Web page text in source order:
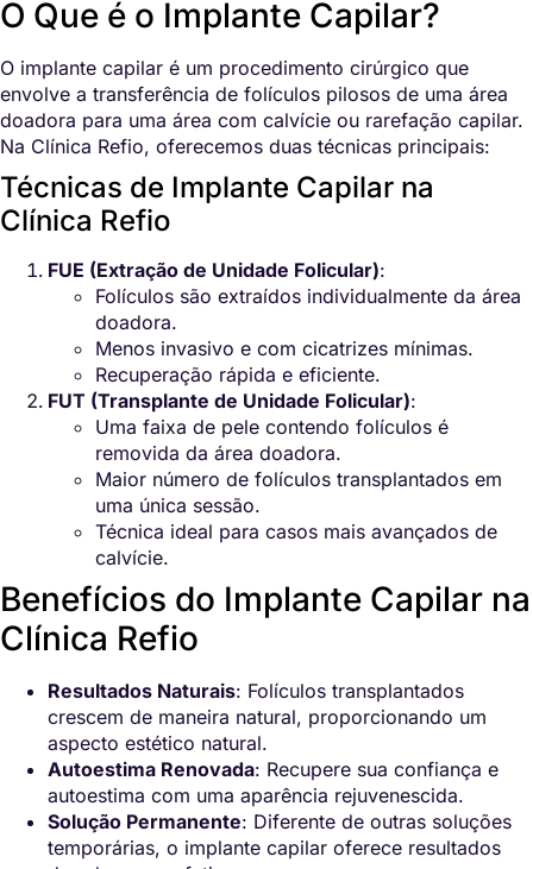
O Que é o Implante Capilar?
O implante capilar é um procedimento cirúrgico que
envolve a transferência de folículos pilosos de uma área
doadora para uma área com calvície ou rarefação capilar.
Na Clínica Refio, oferecemos duas técnicas principais:
Técnicas de Implante Capilar na
Clínica Refio
FUE (Extração de Unidade Folicular):
Folículos são extraídos individualmente da área
doadora.
Menos invasivo e com cicatrizes mínimas.
Recuperação rápida e eficiente.
FUT (Transplante de Unidade Folicular):
Uma faixa de pele contendo folículos é
removida da área doadora.
Maior número de folículos transplantados em
uma única sessão.
Técnica ideal para casos mais avançados de
calvície.
Benefícios do Implante Capilar na
Clínica Refio
Resultados Naturais: Folículos transplantados
crescem de maneira natural, proporcionando um
aspecto estético natural.
Autoestima Renovada: Recupere sua confiança e
autoestima com uma aparência rejuvenescida.
Solução Permanente: Diferente de outras soluções
temporárias, o implante capilar oferece resultados